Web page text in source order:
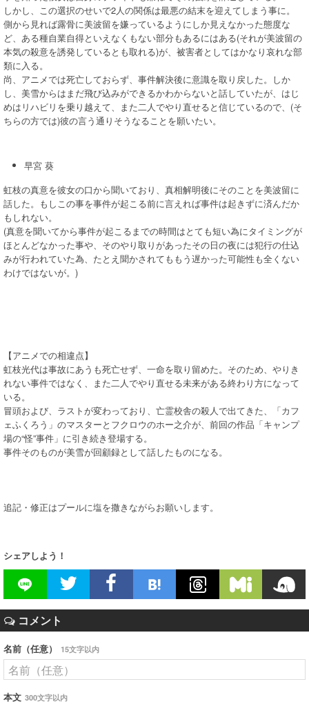
しかし、この選択のせいで2人の関係は最悪の結末を迎えてしまう事に。
側から見れば露骨に美波留を嫌っているようにしか見えなかった態度な
ど、ある種自業自得といえなくもない部分もあるにはある(それが美波留の
本気の殺意を誘発しているとも取れる)が、被害者としてはかなり哀れな部
類に入る。
尚、アニメでは死亡しておらず、事件解決後に意識を取り戻した。しか
し、美雪からはまだ飛び込みができるかわからないと話していたが、はじ
めはリハビリを乗り越えて、また二人でやり直せると信じているので、(そ
ちらの方では)彼の言う通りそうなることを願いたい。
早宮 葵
虹枝の真意を彼女の口から聞いており、真相解明後にそのことを美波留に
話した。もしこの事を事件が起こる前に言えれば事件は起きずに済んだか
もしれない。
(真意を聞いてから事件が起こるまでの時間はとても短い為にタイミングが
ほとんどなかった事や、そのやり取りがあったその日の夜には犯行の仕込
みが行われていた為、たとえ聞かされてももう遅かった可能性も全くない
わけではないが。)
【アニメでの相違点】
虹枝光代は事故にあうも死亡せず、一命を取り留めた。そのため、やりき
れない事件ではなく、また二人でやり直せる未来がある終わり方になって
いる。
冒頭および、ラストが変わっており、亡霊校舎の殺人で出てきた、「カフ
ェふくろう」のマスターとフクロウのホー之介が、前回の作品「キャンプ
場の“怪”事件」に引き続き登場する。
事件そのものが美雪が回顧録として話したものになる。
追記・修正はプールに塩を撒きながらお願いします。
シェアしよう！
コメント
名前（任意） 15文字以内
本文 300文字以内